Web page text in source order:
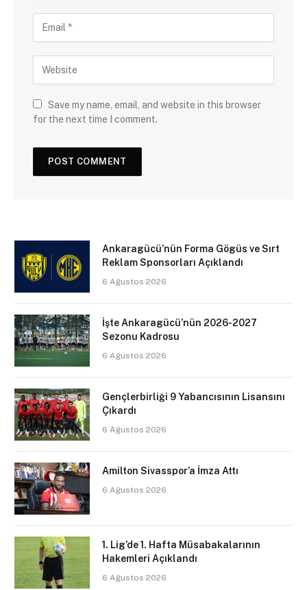
Save my name, email, and website in this browser
for the next time I comment.
Ankaragücü’nün Forma Gögüs ve Sırt
Reklam Sponsorları Açıklandı
6 Ağustos 2026
İşte Ankaragücü’nün 2026-2027
Sezonu Kadrosu
6 Ağustos 2026
Gençlerbirliği 9 Yabancısının Lisansını
Çıkardı
6 Ağustos 2026
Amilton Sivasspor’a İmza Attı
6 Ağustos 2026
1. Lig’de 1. Hafta Müsabakalarının
Hakemleri Açıklandı
6 Ağustos 2026